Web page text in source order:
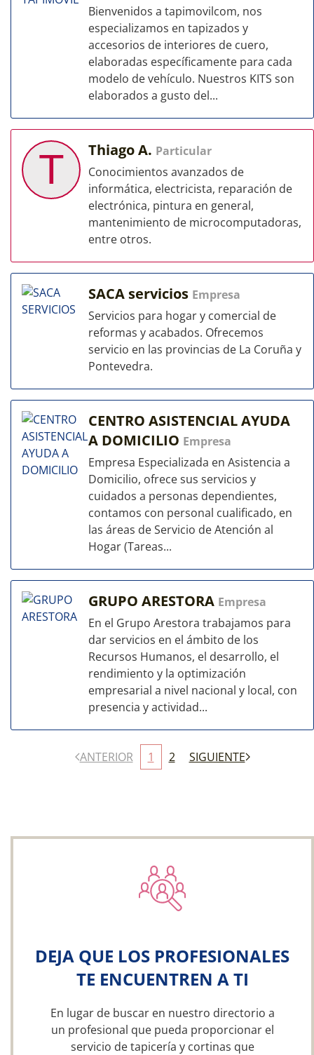
Bienvenidos a tapimovilcom, nos
especializamos en tapizados y
accesorios de interiores de cuero,
elaboradas específicamente para cada
modelo de vehículo. Nuestros KITS son
elaborados a gusto del...
T Thiago A. Particular
Conocimientos avanzados de
informática, electricista, reparación de
electrónica, pintura en general,
mantenimiento de microcomputadoras,
entre otros.
SACA servicios Empresa
Servicios para hogar y comercial de
reformas y acabados. Ofrecemos
servicio en las provincias de La Coruña y
Pontevedra.
CENTRO ASISTENCIAL AYUDA
A DOMICILIO Empresa
Empresa Especializada en Asistencia a
Domicilio, ofrece sus servicios y
cuidados a personas dependientes,
contamos con personal cualificado, en
las áreas de Servicio de Atención al
Hogar (Tareas...
GRUPO ARESTORA Empresa
En el Grupo Arestora trabajamos para
dar servicios en el ámbito de los
Recursos Humanos, el desarrollo, el
rendimiento y la optimización
empresarial a nivel nacional y local, con
presencia y actividad...
ANTERIOR 1 2 SIGUIENTE
DEJA QUE LOS PROFESIONALES
TE ENCUENTREN A TI
En lugar de buscar en nuestro directorio a
un profesional que pueda proporcionar el
servicio de tapicería y cortinas que